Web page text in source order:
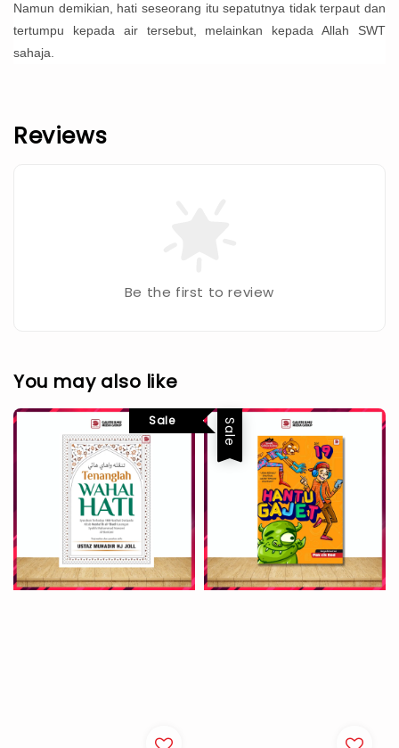
Namun demikian, hati seseorang itu sepatutnya tidak terpaut dan
tertumpu kepada air tersebut, melainkan kepada Allah SWT
sahaja.
Reviews
Be the first to review
You may also like
Sale Sale